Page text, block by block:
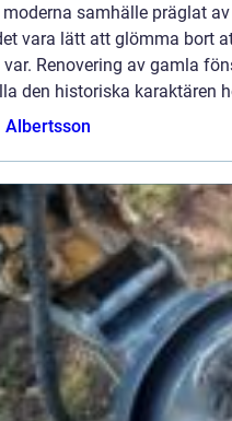
moderna samhälle präglat
vara lätt att glömma bort
var. Renovering av gamla
den historiska karaktären
Albertsson